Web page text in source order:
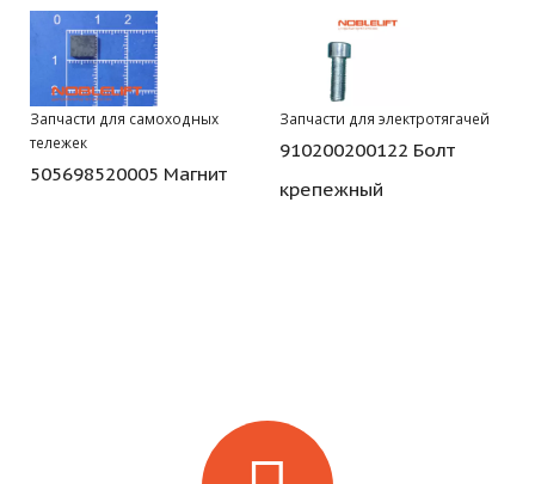
Запчасти для самоходных
тележек
505698520005 Магнит
Запчасти для электротягачей
910200200122 Болт
крепежный